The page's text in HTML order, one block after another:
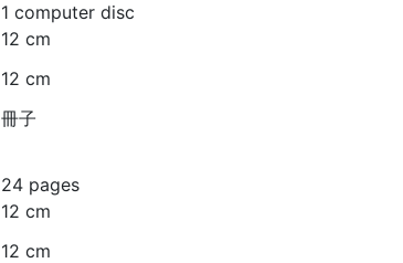
1 computer disc
12 cm
12 cm
冊子
24 pages
12 cm
12 cm